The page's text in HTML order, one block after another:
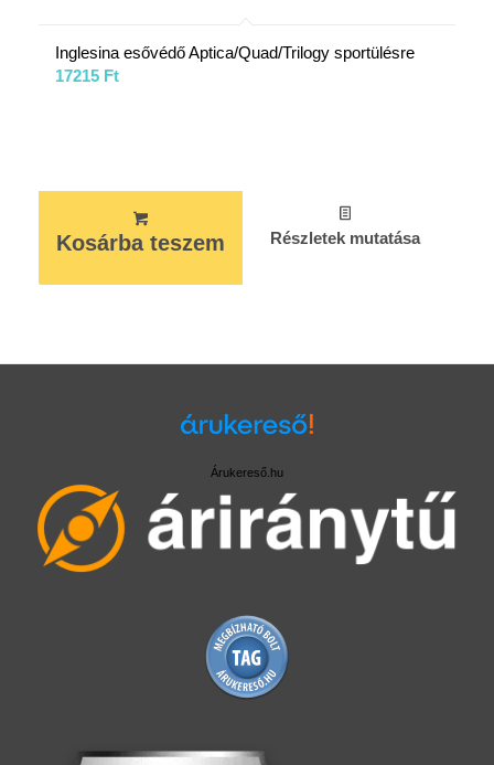
Inglesina esővédő Aptica/Quad/Trilogy sportülésre
17215 Ft
Kosárba teszem Részletek mutatása
Árukereső.hu